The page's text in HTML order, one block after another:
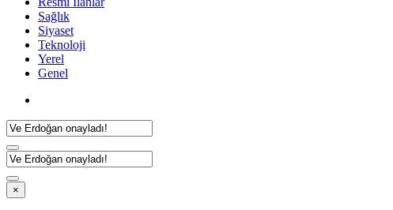
Sağlık
Siyaset
Teknoloji
Yerel
Genel
×